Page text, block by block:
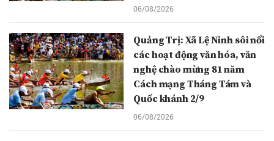
06/08/2026
Quảng Trị: Xã Lệ Ninh sôi nổi
các hoạt động văn hóa, văn
nghệ chào mừng 81 năm
Cách mạng Tháng Tám và
Quốc khánh 2/9
06/08/2026